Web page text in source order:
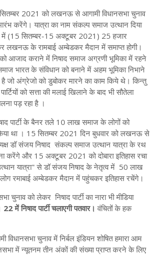
सितम्बर 2021 को लखनऊ से आगामी विधानसभा चुनाव
करेंगे। यात्रा का नाम संकल्प समाज उत्थान दिया
में (15 सितम्बर-15 अक्टूबर 2021) 25 हजार
लखनऊ के रामबाई अम्बेडकर मैदान में समाप्त होगी।
को आजाद कराने में निषाद समाज अग्रणी भूमिका में रहने
भारत के संविधान को बनाने में अहम भूमिका निभाने
है जो अंग्रेजो को डुबोकर मारने का काम किये थे। किन्तु
को सत्ता की मलाई खिलाने के बाद भी सौतेला
पड़ रहा है ।
पार्टी के बैनर तले 10 लाख समाज के लोगों को
था । 15 सितम्बर 2021 दिन बुधवार को लखनऊ से
डॉ संजय निषाद संकल्प समाज उत्थान यात्रा के रथ
करेंगे और 15 अक्टूबर 2021 को दोबारा इतिहास रचा
यात्रा" से डॉ संजय निषाद के नेतृत्व में 50 लाख
रमाबाई अम्बेडकर मैदान में पहुंचकर इतिहास रचेंगे।
चुनाव को लेकर निषाद पार्टी का नारा भी मीडिया
22 में निषाद पार्टी चलाएगी पतवार। वंचितों के हक
विधानसभा चुनाव में निर्बल इंडियन शोषित हमारा आम
में न्यूतनम तीन अंकों की संख्या प्राप्त करने के लिए